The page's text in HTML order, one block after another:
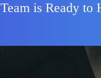
organisasi yang Anda
dapat memetakan dan
serta
organisasi Anda. Bila Anda
is Ready to